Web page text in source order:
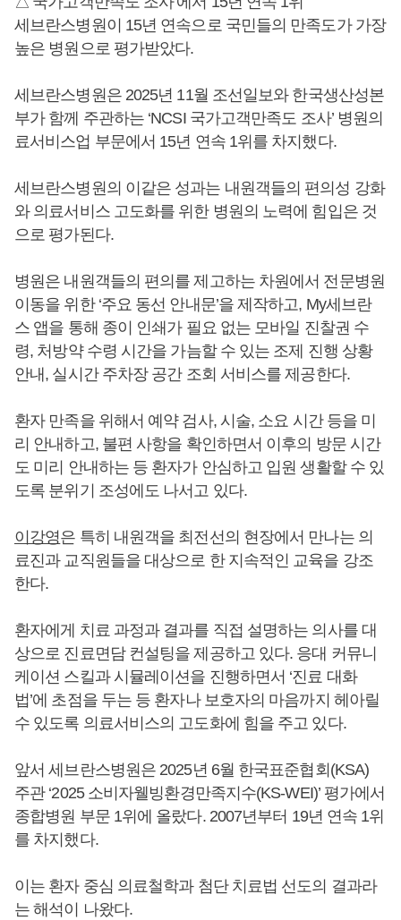
세브란스병원이 15년 연속으로 국민들의 만족도가 가장
높은 병원으로 평가받았다.
세브란스병원은 2025년 11월 조선일보와 한국생산성본
부가 함께 주관하는 ‘NCSI 국가고객만족도 조사’ 병원의
료서비스업 부문에서 15년 연속 1위를 차지했다.
세브란스병원의 이같은 성과는 내원객들의 편의성 강화
와 의료서비스 고도화를 위한 병원의 노력에 힘입은 것
으로 평가된다.
병원은 내원객들의 편의를 제고하는 차원에서 전문병원
이동을 위한 ‘주요 동선 안내문’을 제작하고, My세브란
스 앱을 통해 종이 인쇄가 필요 없는 모바일 진찰권 수
령, 처방약 수령 시간을 가늠할 수 있는 조제 진행 상황
안내, 실시간 주차장 공간 조회 서비스를 제공한다.
환자 만족을 위해서 예약 검사, 시술, 소요 시간 등을 미
리 안내하고, 불편 사항을 확인하면서 이후의 방문 시간
도 미리 안내하는 등 환자가 안심하고 입원 생활할 수 있
도록 분위기 조성에도 나서고 있다.
이강영은 특히 내원객을 최전선의 현장에서 만나는 의
료진과 교직원들을 대상으로 한 지속적인 교육을 강조
한다.
환자에게 치료 과정과 결과를 직접 설명하는 의사를 대
상으로 진료면담 컨설팅을 제공하고 있다. 응대 커뮤니
케이션 스킬과 시뮬레이션을 진행하면서 ‘진료 대화
법’에 초점을 두는 등 환자나 보호자의 마음까지 헤아릴
수 있도록 의료서비스의 고도화에 힘을 주고 있다.
앞서 세브란스병원은 2025년 6월 한국표준협회(KSA)
주관 ‘2025 소비자웰빙환경만족지수(KS-WEI)’ 평가에서
종합병원 부문 1위에 올랐다. 2007년부터 19년 연속 1위
를 차지했다.
이는 환자 중심 의료철학과 첨단 치료법 선도의 결과라
는 해석이 나왔다.